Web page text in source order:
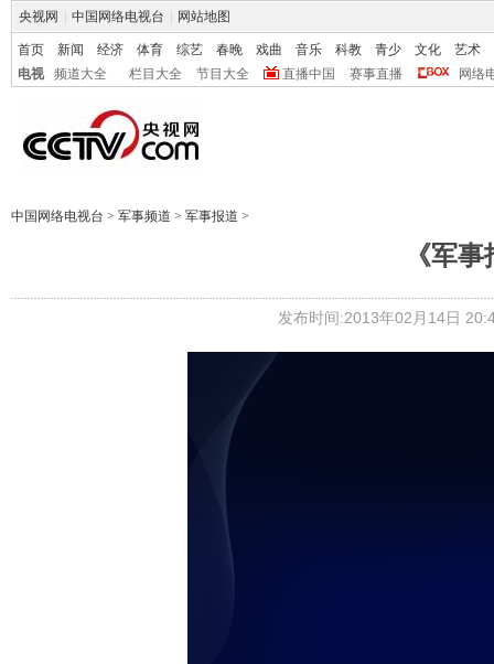
央视网 中国网络电视台 网站地图
首页 新闻 经济 体育 综艺 春晚 戏曲 音乐 科教 青少 文化
艺术
电视
频道大全 栏目大全 节目大全 直播中国 赛事直播 网络
中国网络电视台 > 军事频道 > 军事报道 >
《军
发布时间:2013年02月14日